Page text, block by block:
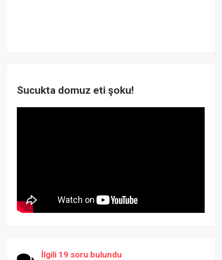
Sucukta domuz eti şoku!
İlgili 19 soru bulundu